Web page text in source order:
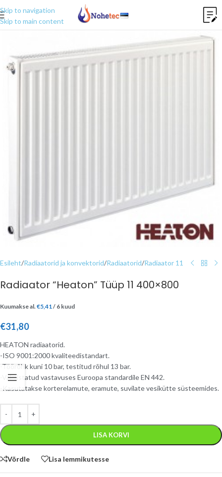
Skip to navigation
Skip to main content
Esileht/Radiaatorid ja konvektorid/Radiaatorid/Radiaator 11
Radiaator “Heaton” Tüüp 11 400×800
Kuumakse al. €5,41/ 6 kuud
€31,80
HEATON radiaatorid.
-ISO 9001:2000 kvaliteedistandart.
-Töörõhk kuni 10 bar, testitud rõhul 13 bar.
-Valmistatud vastavuses Euroopa standardile EN 442.
-Kasutatakse korterelamute, eramute, suvilate vesikütte süsteemides.
LISA KORVI
Võrdle Lisa lemmikutesse